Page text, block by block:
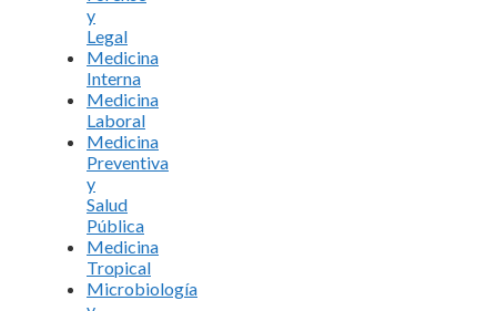
y
Legal
Medicina
Interna
Medicina
Laboral
Medicina
Preventiva
y
Salud
Pública
Medicina
Tropical
Microbiología